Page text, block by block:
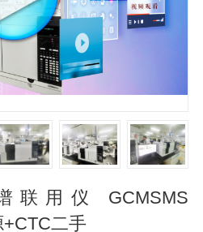
用仪 GCMSMS
二手